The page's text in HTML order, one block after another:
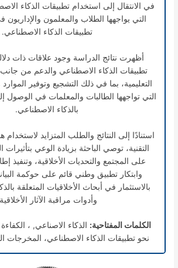
في الانتقال إلى استخدام تطبيقات الذكاء
التي يواجهها الطلاب والمعلمون والإداريون
تطبيقات الذكاء الاصطناعي.
أظهرت نتائج الدراسة وجود علاقات ذات
تطبيقات الذكاء الاصطناعي والدعم من
التعليمية، بما في ذلك التشجيع وتوفير
التي تواجهها الطالبات والمعلمات في الوصول
بالذكاء الاصطناعي.
استنادًا إلى النتائج والطلب المتزايد لاستخدام
التقنية، توصي الباحثة بزيادة الوعي بتأثيرات
على المجتمع والتحديات الأخلاقية، وتنفيذ
وابتكار تطبيق وطني قائم على حوكمة
بالاستثمار في أبحاث الأخلاقيات المتعلقة
وأدوات مراقبة الآثار
الكلمات المفتاحية: الذكاء الاصناعي, ، الكفاءة
نحو تطبيقات الذكاء الاصطناعي، المخرجات